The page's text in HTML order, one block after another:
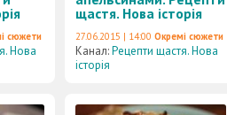
сюжети
Нова
щастя. Нова історія
27.06.2015 | 14:00 Окремі сюжети
Канал:Рецепти щастя. Нова
історія